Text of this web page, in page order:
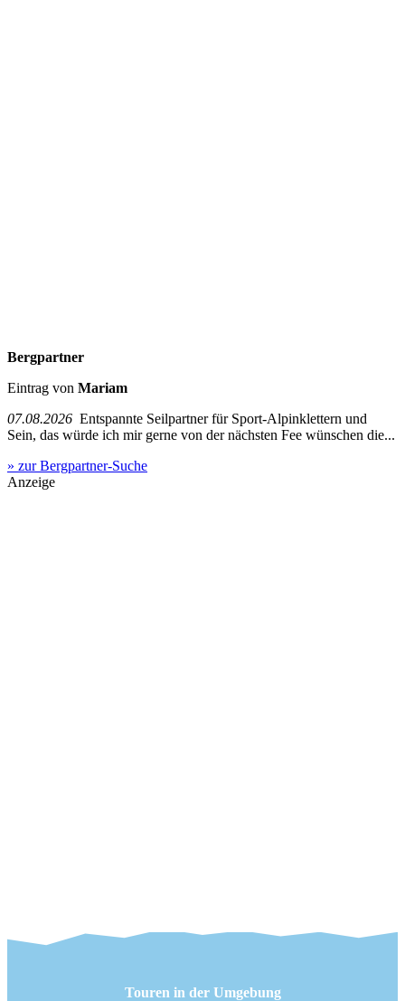
Bergpartner
Eintrag von Mariam
07.08.2026 Entspannte Seilpartner für Sport-Alpinklettern und
Sein, das würde ich mir gerne von der nächsten Fee wünschen die...
» zur Bergpartner-Suche
Anzeige
Touren in der Umgebung